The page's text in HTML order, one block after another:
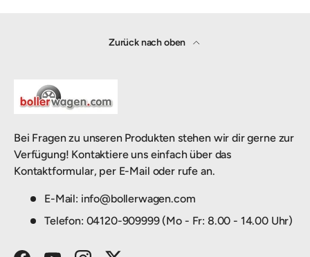
Zurück nach oben
Bei Fragen zu unseren Produkten stehen wir dir gerne zur
Verfügung! Kontaktiere uns einfach über das
Kontaktformular, per E-Mail oder rufe an.
E-Mail: info@bollerwagen.com
Telefon: 04120-909999 (Mo - Fr: 8.00 - 14.00 Uhr)